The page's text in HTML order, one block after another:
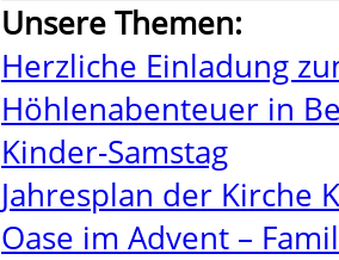
Unsere Themen:
Herzliche Einladung
Höhlenabenteuer in
Kinder-Samstag
Jahresplan der Kirche
Oase im Advent –